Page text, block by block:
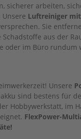
sicherer arbeiten,
Luftreiniger
Sie
Schadstoffe aus der
oder im Büro rundum
Unsere
sind bestens für
Hobbywerkstatt, im
FlexPower-